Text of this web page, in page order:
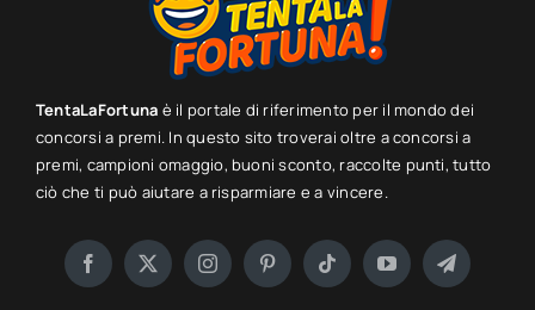
TentaLaFortuna è il portale di riferimento per il mondo dei
concorsi a premi. In questo sito troverai oltre a concorsi a
premi, campioni omaggio, buoni sconto, raccolte punti, tutto
ciò che ti può aiutare a risparmiare e a vincere.